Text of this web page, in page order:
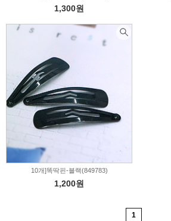
1,300원
10개]똑딱핀-블랙(849783)
1,200원
1